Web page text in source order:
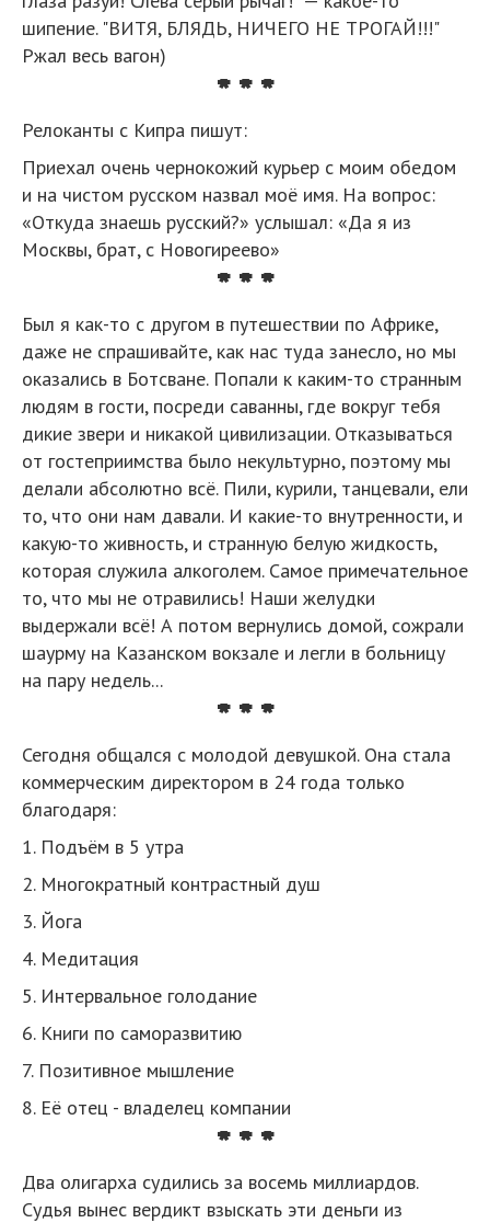
шипение. "ВИТЯ, БЛЯДЬ, НИЧЕГО НЕ ТРОГАЙ!!!"
Ржал весь вагон)
* * *
Релоканты с Кипра пишут:
Приехал очень чернокожий курьер с моим обедом
и на чистом русском назвал моё имя. На вопрос:
«Откуда знаешь русский?» услышал: «Да я из
Москвы, брат, с Новогиреево»
* * *
Был я как-то с другом в путешествии по Африке,
даже не спрашивайте, как нас туда занесло, но мы
оказались в Ботсване. Попали к каким-то странным
людям в гости, посреди саванны, где вокруг тебя
дикие звери и никакой цивилизации. Отказываться
от гостеприимства было некультурно, поэтому мы
делали абсолютно всё. Пили, курили, танцевали, ели
то, что они нам давали. И какие-то внутренности, и
какую-то живность, и странную белую жидкость,
которая служила алкоголем. Самое примечательное
то, что мы не отравились! Наши желудки
выдержали всё! А потом вернулись домой, сожрали
шаурму на Казанском вокзале и легли в больницу
на пару недель...
* * *
Сегодня общался с молодой девушкой. Она стала
коммерческим директором в 24 года только
благодаря:
1. Подъём в 5 утра
2. Многократный контрастный душ
3. Йога
4. Медитация
5. Интервальное голодание
6. Книги по саморазвитию
7. Позитивное мышление
8. Её отец - владелец компании
* * *
Два олигарха судились за восемь миллиардов.
Судья вынес вердикт взыскать эти деньги из